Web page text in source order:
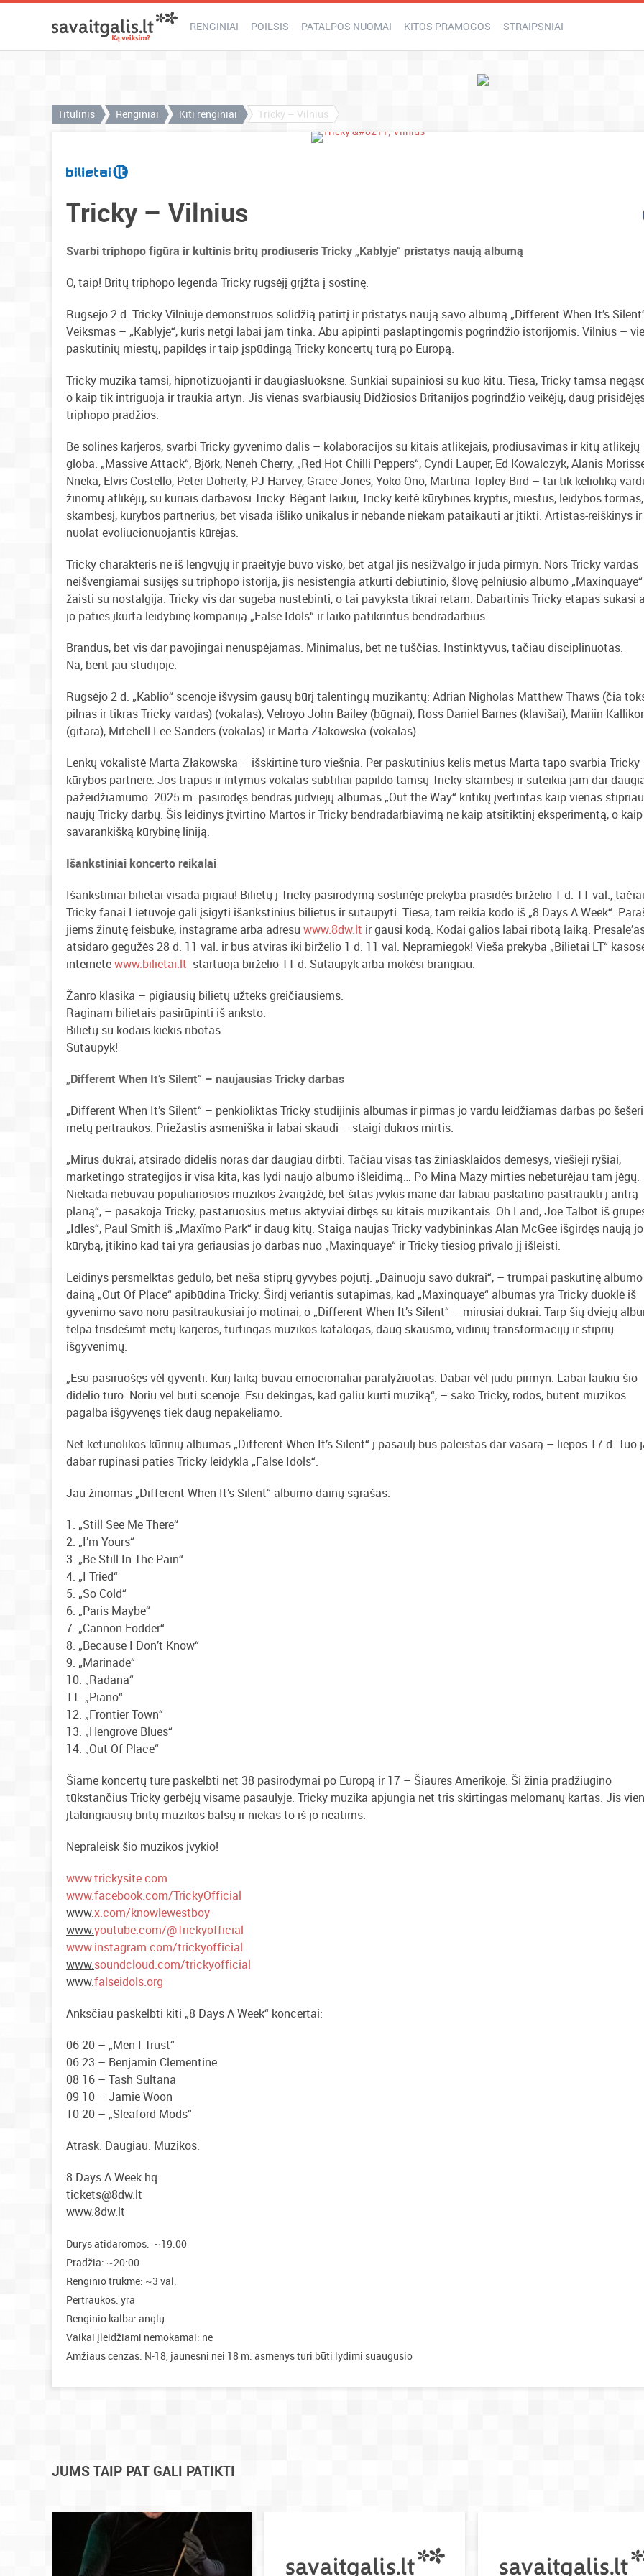
RENGINIAI POILSIS PATALPOS NUOMAI KITOS PRAMOGOS STRAIPSNIAI
Titulinis Renginiai Kiti renginiai Tricky – Vilnius
Tricky – Vilnius
Svarbi triphopo figūra ir kultinis britų prodiuseris Tricky „Kablyje“ pristatys naują albumą
O, taip! Britų triphopo legenda Tricky rugsėjį grįžta į sostinę.
Rugsėjo 2 d. Tricky Vilniuje demonstruos solidžią patirtį ir pristatys naują savo albumą „Different When It’s
Veiksmas – „Kablyje“, kuris netgi labai jam tinka. Abu apipinti paslaptingomis pogrindžio istorijomis. Vilnius –
paskutinių miestų, papildęs ir taip įspūdingą Tricky koncertų turą po Europą.
Tricky muzika tamsi, hipnotizuojanti ir daugiasluoksnė. Sunkiai supainiosi su kuo kitu. Tiesa, Tricky tamsa
o kaip tik intriguoja ir traukia artyn. Jis vienas svarbiausių Didžiosios Britanijos pogrindžio veikėjų, daug
triphopo pradžios.
Be solinės karjeros, svarbi Tricky gyvenimo dalis – kolaboracijos su kitais atlikėjais, prodiusavimas ir kitų atlikėjų
globa. „Massive Attack“, Björk, Neneh Cherry, „Red Hot Chilli Peppers“, Cyndi Lauper, Ed Kowalczyk, Alanis
Nneka, Elvis Costello, Peter Doherty, PJ Harvey, Grace Jones, Yoko Ono, Martina Topley-Bird – tai tik kelioliką
žinomų atlikėjų, su kuriais darbavosi Tricky. Bėgant laikui, Tricky keitė kūrybines kryptis, miestus, leidybos formas,
skambesį, kūrybos partnerius, bet visada išliko unikalus ir nebandė niekam pataikauti ar įtikti. Artistas-reiškinys ir
nuolat evoliucionuojantis kūrėjas.
Tricky charakteris ne iš lengvųjų ir praeityje buvo visko, bet atgal jis nesižvalgo ir juda pirmyn. Nors Tricky vardas
neišvengiamai susijęs su triphopo istorija, jis nesistengia atkurti debiutinio, šlovę pelniusio albumo
žaisti su nostalgija. Tricky vis dar sugeba nustebinti, o tai pavyksta tikrai retam. Dabartinis Tricky etapas sukasi
jo paties įkurta leidybinę kompaniją „False Idols“ ir laiko patikrintus bendradarbius.
Brandus, bet vis dar pavojingai nenuspėjamas. Minimalus, bet ne tuščias. Instinktyvus, tačiau disciplinuotas.
Na, bent jau studijoje.
Rugsėjo 2 d. „Kablio“ scenoje išvysim gausų būrį talentingų muzikantų: Adrian Nigholas Matthew Thaws (čia
pilnas ir tikras Tricky vardas) (vokalas), Velroyo John Bailey (būgnai), Ross Daniel Barnes (klavišai), Mariin
(gitara), Mitchell Lee Sanders (vokalas) ir Marta Złakowska (vokalas).
Lenkų vokalistė Marta Złakowska – išskirtinė turo viešnia. Per paskutinius kelis metus Marta tapo svarbia Tricky
kūrybos partnere. Jos trapus ir intymus vokalas subtiliai papildo tamsų Tricky skambesį ir suteikia jam dar
pažeidžiamumo. 2025 m. pasirodęs bendras judviejų albumas „Out the Way“ kritikų įvertintas kaip vienas
naujų Tricky darbų. Šis leidinys įtvirtino Martos ir Tricky bendradarbiavimą ne kaip atsitiktinį eksperimentą, o kaip
savarankišką kūrybinę liniją.
Išankstiniai koncerto reikalai
Išankstiniai bilietai visada pigiau! Bilietų į Tricky pasirodymą sostinėje prekyba prasidės birželio 1 d. 11 val.,
Tricky fanai Lietuvoje gali įsigyti išankstinius bilietus ir sutaupyti. Tiesa, tam reikia kodo iš „8 Days A Week“.
jiems žinutę feisbuke, instagrame arba adresu www.8dw.lt ir gausi kodą. Kodai galios labai ribotą laiką.
atsidaro gegužės 28 d. 11 val. ir bus atviras iki birželio 1 d. 11 val. Nepramiegok! Vieša prekyba „Bilietai LT“
internetewww.bilietai.lt startuoja birželio 11 d. Sutaupyk arba mokėsi brangiau.
Žanro klasika – pigiausių bilietų užteks greičiausiems.
Raginam bilietais pasirūpinti iš anksto.
Bilietų su kodais kiekis ribotas.
Sutaupyk!
„Different When It’s Silent“ – naujausias Tricky darbas
„Different When It’s Silent“ – penkioliktas Tricky studijinis albumas ir pirmas jo vardu leidžiamas darbas po
metų pertraukos. Priežastis asmeniška ir labai skaudi – staigi dukros mirtis.
„Mirus dukrai, atsirado didelis noras dar daugiau dirbti. Tačiau visas tas žiniasklaidos dėmesys, viešieji ryšiai,
marketingo strategijos ir visa kita, kas lydi naujo albumo išleidimą… Po Mina Mazy mirties nebeturėjau tam jėgų.
Niekada nebuvau populiariosios muzikos žvaigždė, bet šitas įvykis mane dar labiau paskatino pasitraukti į antrą
planą“, – pasakoja Tricky, pastaruosius metus aktyviai dirbęs su kitais muzikantais: Oh Land, Joe Talbot iš
„Idles“, Paul Smith iš „Maxïmo Park“ ir daug kitų. Staiga naujas Tricky vadybininkas Alan McGee išgirdęs naują jo
kūrybą, įtikino kad tai yra geriausias jo darbas nuo „Maxinquaye“ ir Tricky tiesiog privalo jį išleisti.
Leidinys persmelktas gedulo, bet neša stiprų gyvybės pojūtį. „Dainuoju savo dukrai“, – trumpai paskutinę albumo
dainą „Out Of Place“ apibūdina Tricky. Širdį veriantis sutapimas, kad „Maxinquaye“ albumas yra Tricky duoklė iš
gyvenimo savo noru pasitraukusiai jo motinai, o „Different When It’s Silent“ – mirusiai dukrai. Tarp šių dviejų
telpa trisdešimt metų karjeros, turtingas muzikos katalogas, daug skausmo, vidinių transformacijų ir stiprių
išgyvenimų.
„Esu pasiruošęs vėl gyventi. Kurį laiką buvau emocionaliai paralyžiuotas. Dabar vėl judu pirmyn. Labai laukiu šio
didelio turo. Noriu vėl būti scenoje. Esu dėkingas, kad galiu kurti muziką“, – sako Tricky, rodos, būtent muzikos
pagalba išgyvenęs tiek daug nepakeliamo.
Net keturiolikos kūrinių albumas „Different When It’s Silent“ į pasaulį bus paleistas dar vasarą – liepos 17 d. Tuo
dabar rūpinasi paties Tricky leidykla „False Idols“.
Jau žinomas „Different When It’s Silent“ albumo dainų sąrašas.
1. „Still See Me There“
2. „I’m Yours“
3. „Be Still In The Pain“
4. „I Tried“
5. „So Cold“
6. „Paris Maybe“
7. „Cannon Fodder“
8. „Because I Don’t Know“
9. „Marinade“
10. „Radana“
11. „Piano“
12. „Frontier Town“
13. „Hengrove Blues“
14. „Out Of Place“
Šiame koncertų ture paskelbti net 38 pasirodymai po Europą ir 17 – Šiaurės Amerikoje. Ši žinia pradžiugino
tūkstančius Tricky gerbėjų visame pasaulyje. Tricky muzika apjungia net tris skirtingas melomanų kartas. Jis
įtakingiausių britų muzikos balsų ir niekas to iš jo neatims.
Nepraleisk šio muzikos įvykio!
www.trickysite.com
www.facebook.com/TrickyOfficial
www.x.com/knowlewestboy
www.youtube.com/@Trickyofficial
www.instagram.com/trickyofficial
www.soundcloud.com/trickyofficial
www.falseidols.org
Anksčiau paskelbti kiti „8 Days A Week“ koncertai:
06 20 – „Men I Trust“
06 23 – Benjamin Clementine
08 16 – Tash Sultana
09 10 – Jamie Woon
10 20 – „Sleaford Mods“
Atrask. Daugiau. Muzikos.
8 Days A Week hq
tickets@8dw.lt
www.8dw.lt
Durys atidaromos: ~19:00
Pradžia: ~20:00
Renginio trukmė: ~3 val.
Pertraukos: yra
Renginio kalba: anglų
Vaikai įleidžiami nemokamai: ne
Amžiaus cenzas: N-18, jaunesni nei 18 m. asmenys turi būti lydimi suaugusio
JUMS TAIP PAT GALI PATIKTI